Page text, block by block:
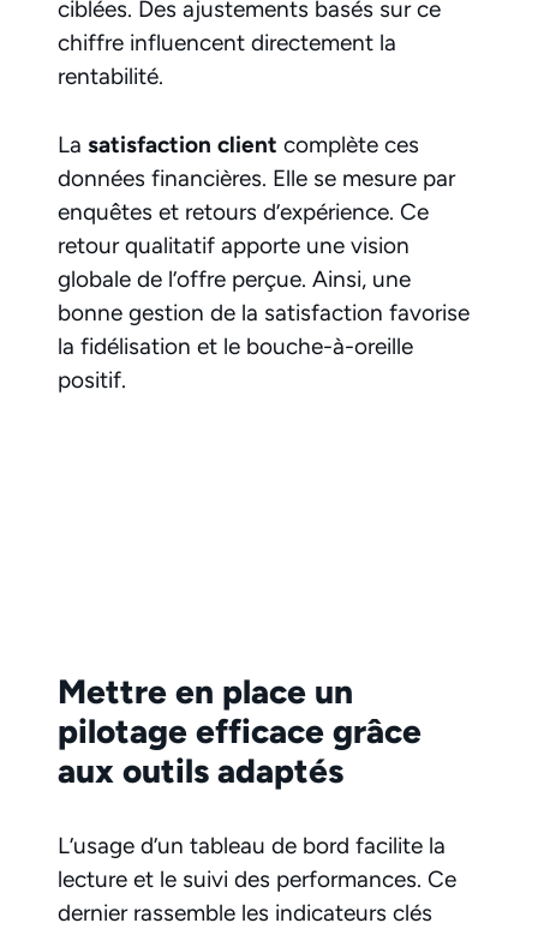
ciblées. Des ajustements basés sur ce
chiffre influencent directement la
rentabilité.
La satisfaction client complète ces
données financières. Elle se mesure par
enquêtes et retours d’expérience. Ce
retour qualitatif apporte une vision
globale de l’offre perçue. Ainsi, une
bonne gestion de la satisfaction favorise
la fidélisation et le bouche-à-oreille
positif.
Mettre en place un
pilotage efficace grâce
aux outils adaptés
L’usage d’un tableau de bord facilite la
lecture et le suivi des performances. Ce
dernier rassemble les indicateurs clés